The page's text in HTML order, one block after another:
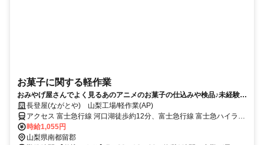
お菓子に関する軽作業
おみやげ屋さんでよく見るあのアニメのお菓子の仕込みや検品♪未経験
OK！主婦さん活躍中！
長登屋(ながとや) 山梨工場/軽作業(AP)
アクセス 富士急行線 河口湖徒歩約12分、富士急行線 富士急ハイラン
ド徒歩約33分、富士急行線 富士山徒歩約51分
時給1,055円
山梨県南都留郡